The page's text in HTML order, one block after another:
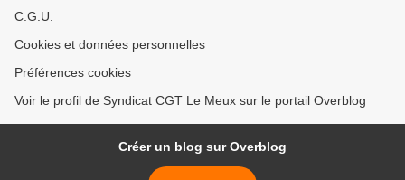
C.G.U.
Cookies et données personnelles
Préférences cookies
Voir le profil de Syndicat CGT Le Meux sur le portail Overblog
Créer un blog sur Overblog